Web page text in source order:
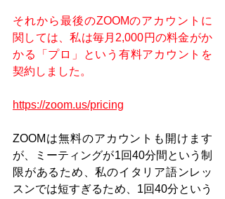
それから最後のZOOMのアカウントに
関しては、私は毎月2,000円の料金がか
かる「プロ」という有料アカウントを
契約しました。
https://zoom.us/pricing
ZOOMは無料のアカウントも開けます
が、ミーティングが1回40分間という制
限があるため、私のイタリア語ンレッ
スンでは短すぎるため、1回40分という